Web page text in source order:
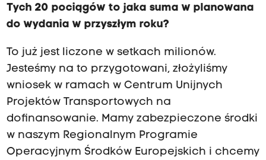
Tych 20 pociągów to jaka suma w planowana
do wydania w przyszłym roku?
To już jest liczone w setkach milionów.
Jesteśmy na to przygotowani, złożyliśmy
wniosek w ramach w Centrum Unijnych
Projektów Transportowych na
dofinansowanie. Mamy zabezpieczone środki
w naszym Regionalnym Programie
Operacyjnym Środków Europejskich i chcemy